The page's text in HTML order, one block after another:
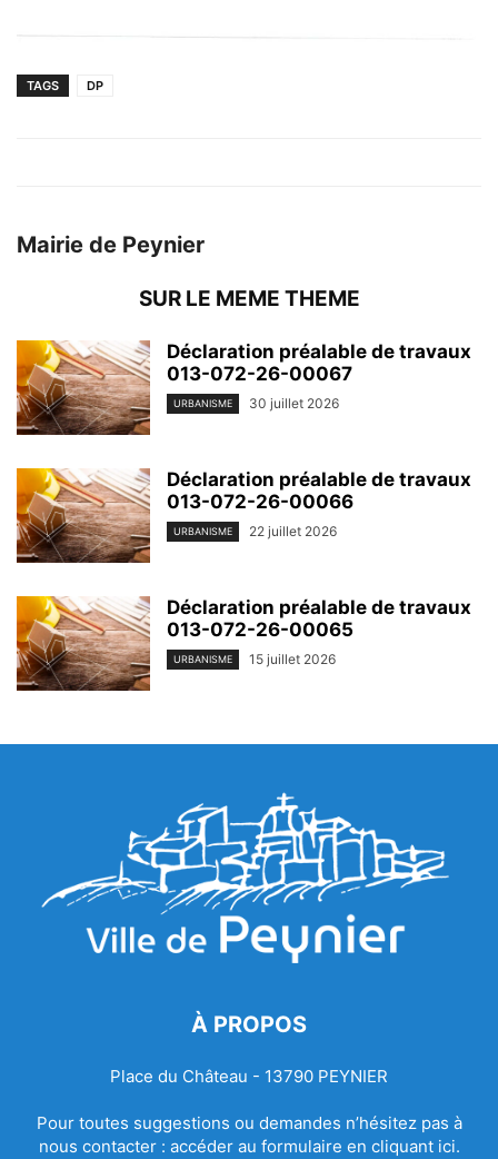
TAGS DP
Mairie de Peynier
SUR LE MEME THEME
Déclaration préalable de travaux
013-072-26-00067
URBANISME 30 juillet 2026
Déclaration préalable de travaux
013-072-26-00066
URBANISME 22 juillet 2026
Déclaration préalable de travaux
013-072-26-00065
URBANISME 15 juillet 2026
À PROPOS
Place du Château - 13790 PEYNIER
Pour toutes suggestions ou demandes n’hésitez pas à
nous contacter : accéder au formulaire en cliquant ici.